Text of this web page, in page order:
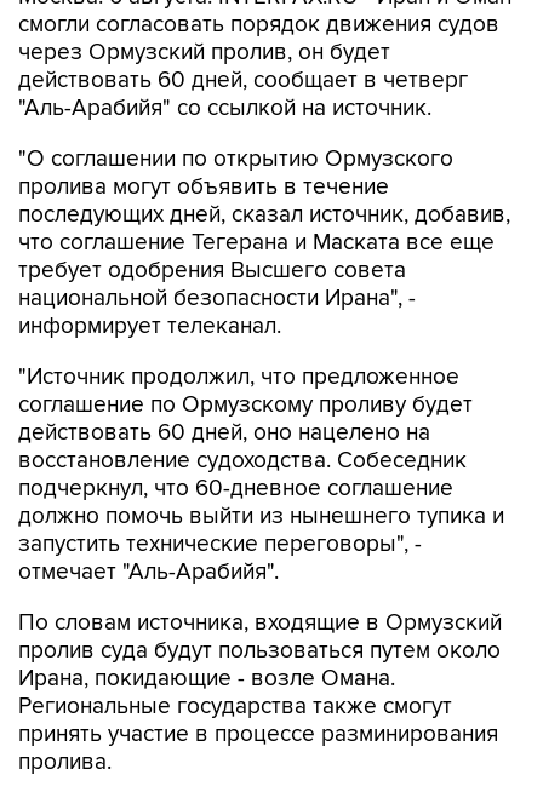
смогли согласовать порядок движения судов
через Ормузский пролив, он будет
действовать 60 дней, сообщает в четверг
"Аль-Арабийя" со ссылкой на источник.
"О соглашении по открытию Ормузского
пролива могут объявить в течение
последующих дней, сказал источник, добавив,
что соглашение Тегерана и Маската все еще
требует одобрения Высшего совета
национальной безопасности Ирана", -
информирует телеканал.
"Источник продолжил, что предложенное
соглашение по Ормузскому проливу будет
действовать 60 дней, оно нацелено на
восстановление судоходства. Собеседник
подчеркнул, что 60-дневное соглашение
должно помочь выйти из нынешнего тупика и
запустить технические переговоры", -
отмечает "Аль-Арабийя".
По словам источника, входящие в Ормузский
пролив суда будут пользоваться путем около
Ирана, покидающие - возле Омана.
Региональные государства также смогут
принять участие в процессе разминирования
пролива.